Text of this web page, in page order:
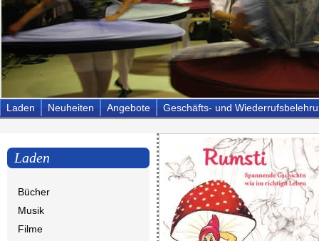
Laden Neuheiten Angebote Geschäfts- und
Laden
Bücher
Musik
Filme